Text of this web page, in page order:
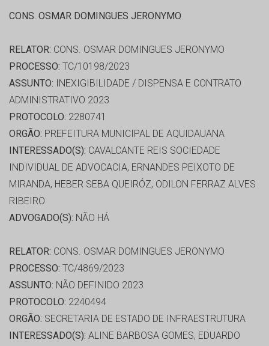
CONS. OSMAR DOMINGUES JERONYMO
RELATOR: CONS. OSMAR DOMINGUES JERONYMO
PROCESSO: TC/10198/2023
ASSUNTO: INEXIGIBILIDADE / DISPENSA E CONTRATO
ADMINISTRATIVO 2023
PROTOCOLO: 2280741
ORGÃO: PREFEITURA MUNICIPAL DE AQUIDAUANA
INTERESSADO(S): CAVALCANTE REIS SOCIEDADE
INDIVIDUAL DE ADVOCACIA, ERNANDES PEIXOTO DE
MIRANDA, HEBER SEBA QUEIRÓZ, ODILON FERRAZ ALVES
RIBEIRO
ADVOGADO(S): NÃO HÁ
RELATOR: CONS. OSMAR DOMINGUES JERONYMO
PROCESSO: TC/4869/2023
ASSUNTO: NÃO DEFINIDO 2023
PROTOCOLO: 2240494
ORGÃO: SECRETARIA DE ESTADO DE INFRAESTRUTURA
INTERESSADO(S): ALINE BARBOSA GOMES, EDUARDO